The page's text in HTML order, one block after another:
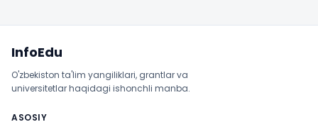
InfoEdu
O'zbekiston ta'lim yangiliklari, grantlar va
universitetlar haqidagi ishonchli manba.
ASOSIY